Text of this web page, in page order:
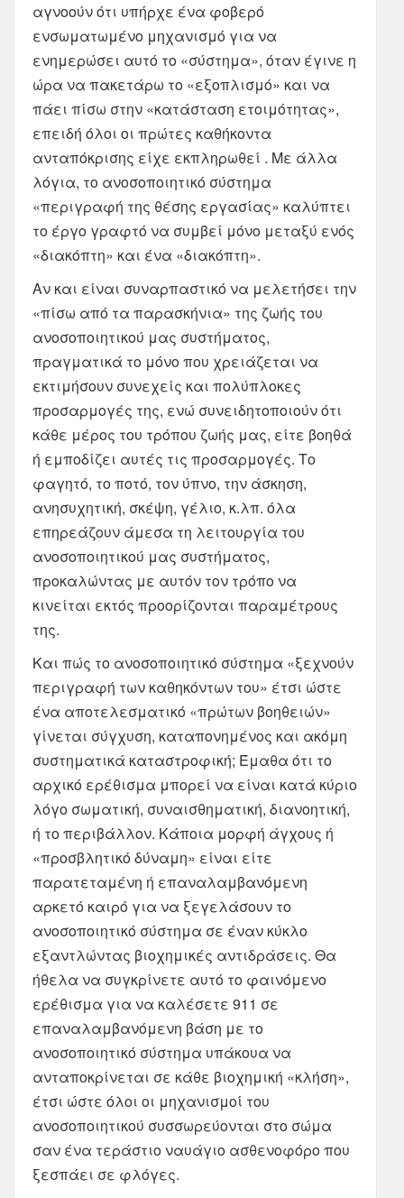
αγνοούν ότι υπήρχε ένα φοβερό
ενσωματωμένο μηχανισμό για να
ενημερώσει αυτό το «σύστημα», όταν έγινε η
ώρα να πακετάρω το «εξοπλισμό» και να
πάει πίσω στην «κατάσταση ετοιμότητας»,
επειδή όλοι οι πρώτες καθήκοντα
ανταπόκρισης είχε εκπληρωθεί . Με άλλα
λόγια, το ανοσοποιητικό σύστημα
«περιγραφή της θέσης εργασίας» καλύπτει
το έργο γραφτό να συμβεί μόνο μεταξύ ενός
«διακόπτη» και ένα «διακόπτη».
Αν και είναι συναρπαστικό να μελετήσει την
«πίσω από τα παρασκήνια» της ζωής του
ανοσοποιητικού μας συστήματος,
πραγματικά το μόνο που χρειάζεται να
εκτιμήσουν συνεχείς και πολύπλοκες
προσαρμογές της, ενώ συνειδητοποιούν ότι
κάθε μέρος του τρόπου ζωής μας, είτε βοηθά
ή εμποδίζει αυτές τις προσαρμογές. Το
φαγητό, το ποτό, τον ύπνο, την άσκηση,
ανησυχητική, σκέψη, γέλιο, κ.λπ. όλα
επηρεάζουν άμεσα τη λειτουργία του
ανοσοποιητικού μας συστήματος,
προκαλώντας με αυτόν τον τρόπο να
κινείται εκτός προορίζονται παραμέτρους
της.
Και πώς το ανοσοποιητικό σύστημα «ξεχνούν
περιγραφή των καθηκόντων του» έτσι ώστε
ένα αποτελεσματικό «πρώτων βοηθειών»
γίνεται σύγχυση, καταπονημένος και ακόμη
συστηματικά καταστροφική; Έμαθα ότι το
αρχικό ερέθισμα μπορεί να είναι κατά κύριο
λόγο σωματική, συναισθηματική, διανοητική,
ή το περιβάλλον. Κάποια μορφή άγχους ή
«προσβλητικό δύναμη» είναι είτε
παρατεταμένη ή επαναλαμβανόμενη
αρκετό καιρό για να ξεγελάσουν το
ανοσοποιητικό σύστημα σε έναν κύκλο
εξαντλώντας βιοχημικές αντιδράσεις. Θα
ήθελα να συγκρίνετε αυτό το φαινόμενο
ερέθισμα για να καλέσετε 911 σε
επαναλαμβανόμενη βάση με το
ανοσοποιητικό σύστημα υπάκουα να
ανταποκρίνεται σε κάθε βιοχημική «κλήση»,
έτσι ώστε όλοι οι μηχανισμοί του
ανοσοποιητικού συσσωρεύονται στο σώμα
σαν ένα τεράστιο ναυάγιο ασθενοφόρο που
ξεσπάει σε φλόγες.